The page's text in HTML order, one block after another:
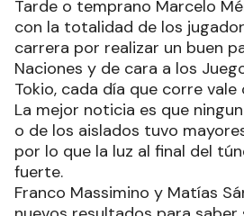
Tarde o temprano Marcelo
con la totalidad de los
carrera por realizar un buen
Naciones y de cara a los
Tokio, cada día que corre vale
La mejor noticia es que
o de los aislados tuvo
por lo que la luz al final del
fuerte.
Franco Massimino y Matías